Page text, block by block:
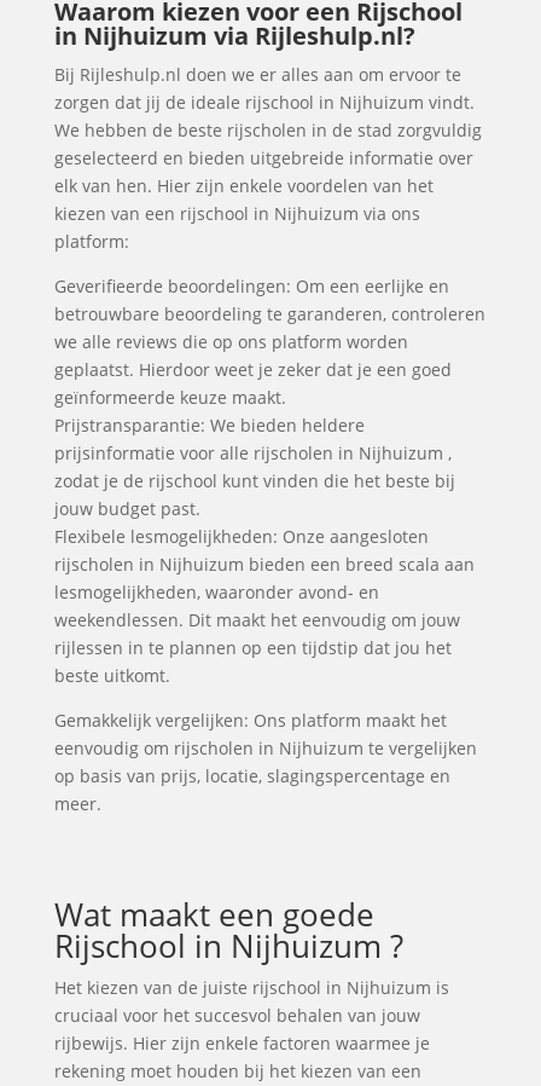
Waarom kiezen voor een Rijschool
in Nijhuizum via Rijleshulp.nl?
Bij Rijleshulp.nl doen we er alles aan om ervoor te
zorgen dat jij de ideale rijschool in Nijhuizum vindt.
We hebben de beste rijscholen in de stad zorgvuldig
geselecteerd en bieden uitgebreide informatie over
elk van hen. Hier zijn enkele voordelen van het
kiezen van een rijschool in Nijhuizum via ons
platform:
Geverifieerde beoordelingen: Om een eerlijke en
betrouwbare beoordeling te garanderen, controleren
we alle reviews die op ons platform worden
geplaatst. Hierdoor weet je zeker dat je een goed
geïnformeerde keuze maakt.
Prijstransparantie: We bieden heldere
prijsinformatie voor alle rijscholen in Nijhuizum ,
zodat je de rijschool kunt vinden die het beste bij
jouw budget past.
Flexibele lesmogelijkheden: Onze aangesloten
rijscholen in Nijhuizum bieden een breed scala aan
lesmogelijkheden, waaronder avond- en
weekendlessen. Dit maakt het eenvoudig om jouw
rijlessen in te plannen op een tijdstip dat jou het
beste uitkomt.
Gemakkelijk vergelijken: Ons platform maakt het
eenvoudig om rijscholen in Nijhuizum te vergelijken
op basis van prijs, locatie, slagingspercentage en
meer.
Wat maakt een goede
Rijschool in Nijhuizum ?
Het kiezen van de juiste rijschool in Nijhuizum is
cruciaal voor het succesvol behalen van jouw
rijbewijs. Hier zijn enkele factoren waarmee je
rekening moet houden bij het kiezen van een